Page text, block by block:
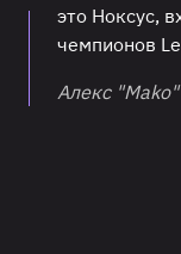
это Ноксус,
чемпионов
Алекс